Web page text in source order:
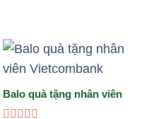
Balo quà tặng nhân viên
Vietcombank